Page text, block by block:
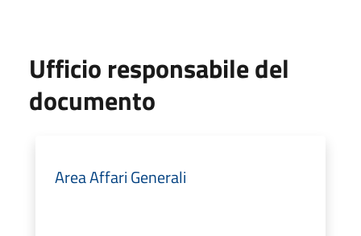
Ufficio responsabile del
documento
Area Affari Generali